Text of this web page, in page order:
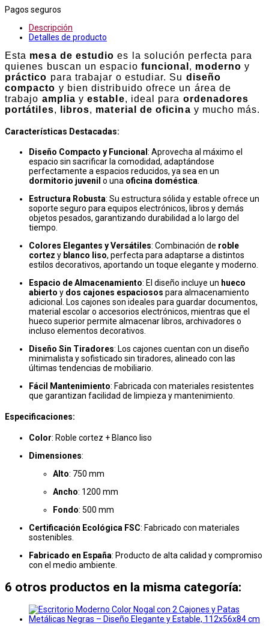
Pagos seguros
Descripción
Detalles de producto
Esta mesa de estudio es la solución perfecta para
quienes buscan un espacio funcional , moderno y
práctico para trabajar o estudiar. Su diseño
compacto y bien distribuido ofrece un área de
trabajo amplia yestable, ideal para ordenadores
portátiles, libros, material de oficina y mucho más.
Características Destacadas:
Diseño Compacto y Funcional : Aprovecha al máximo el
espacio sin sacrificar la comodidad, adaptándose
perfectamente a espacios reducidos, ya sea en un
dormitorio juvenil o una oficina doméstica.
Estructura Robusta: Su estructura sólida y estable ofrece un
soporte seguro para equipos electrónicos, libros y demás
objetos pesados, garantizando durabilidad a lo largo del
tiempo.
Colores Elegantes y Versátiles: Combinación de roble
cortez y blanco liso, perfecta para adaptarse a distintos
estilos decorativos, aportando un toque elegante y moderno.
Espacio de Almacenamiento: El diseño incluye un hueco
abierto y dos cajones espaciosos para almacenamiento
adicional. Los cajones son ideales para guardar documentos,
material escolar o accesorios electrónicos, mientras que el
hueco superior permite almacenar libros, archivadores o
incluso elementos decorativos.
Diseño Sin Tiradores: Los cajones cuentan con un diseño
minimalista y sofisticado sin tiradores, alineado con las
últimas tendencias de mobiliario.
Fácil Mantenimiento: Fabricada con materiales resistentes
que garantizan facilidad de limpieza y mantenimiento.
Especificaciones:
Color: Roble cortez + Blanco liso
Dimensiones:
Alto: 750 mm
Ancho: 1200 mm
Fondo: 500 mm
Certificación Ecológica FSC: Fabricado con materiales
sostenibles.
Fabricado en España: Producto de alta calidad y compromiso
con el medio ambiente.
6 otros productos en la misma categoría: